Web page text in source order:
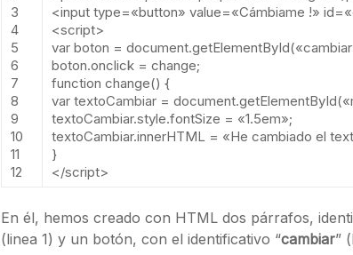
3
4
5
6
7
8
9
10
11
12
<input type=«button» value=«Cámbiame !» id=
<script>
var boton = document.getElementById(
boton.onclick = change;
function change() {
var textoCambiar = document.getElementById(
textoCambiar.style.fontSize = «1.5em»;
textoCambiar.innerHTML = «He cambiado el
}
</script>
En él, hemos creado con HTML dos párrafos,
(linea 1) y un botón, con el identificativo “cambiar”